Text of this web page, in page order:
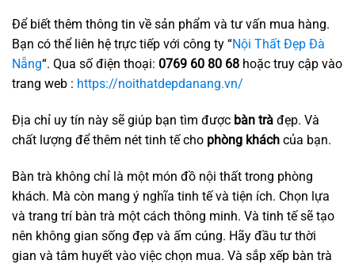
Để biết thêm thông tin về sản phẩm và tư vấn mua hàng.
Bạn có thể liên hệ trực tiếp với công ty “Nội Thất Đẹp Đà
Nẵng“. Qua số điện thoại: 0769 60 80 68 hoặc truy cập vào
trang web : https://noithatdepdanang.vn/
Địa chỉ uy tín này sẽ giúp bạn tìm được bàn trà đẹp. Và
chất lượng để thêm nét tinh tế cho phòng khách của bạn.
Bàn trà không chỉ là một món đồ nội thất trong phòng
khách. Mà còn mang ý nghĩa tinh tế và tiện ích. Chọn lựa
và trang trí bàn trà một cách thông minh. Và tinh tế sẽ tạo
nên không gian sống đẹp và ấm cúng. Hãy đầu tư thời
gian và tâm huyết vào việc chọn mua. Và sắp xếp bàn trà